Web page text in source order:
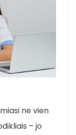
ne vien
– jo